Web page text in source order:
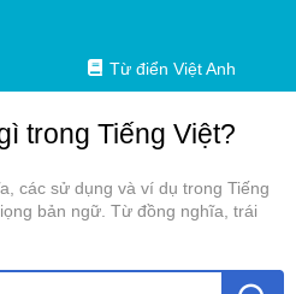
Từ điển Việt Anh
trong Tiếng Việt?
các sử dụng và ví dụ trong Tiếng
bản ngữ. Từ đồng nghĩa, trái